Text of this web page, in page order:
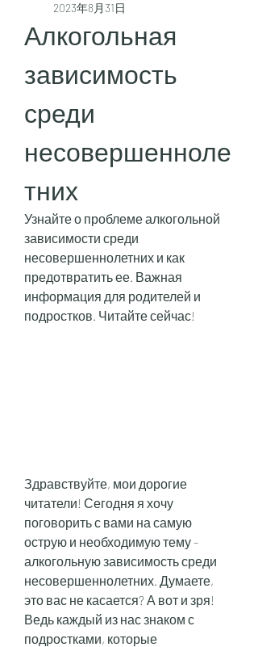
2023年8月31日
Алкогольная
зависимость
среди
несовершенноле
тних
Узнайте о проблеме алкогольной
зависимости среди
несовершеннолетних и как
предотвратить ее. Важная
информация для родителей и
подростков. Читайте сейчас!
Здравствуйте, мои дорогие
читатели! Сегодня я хочу
поговорить с вами на самую
острую и необходимую тему -
алкогольную зависимость среди
несовершеннолетних. Думаете,
это вас не касается? А вот и зря!
Ведь каждый из нас знаком с
подростками, которые